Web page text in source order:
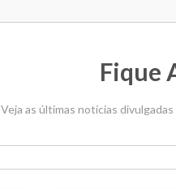
Fique
Veja as últimas notícias